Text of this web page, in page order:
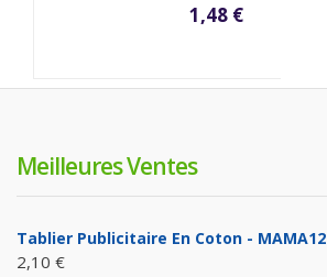
1,48 €
Meilleures Ventes
Tablier Publicitaire En Coton - MAMA12
2,10 €